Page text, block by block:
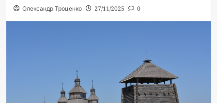
Олександр Троценко 27/11/2025 0